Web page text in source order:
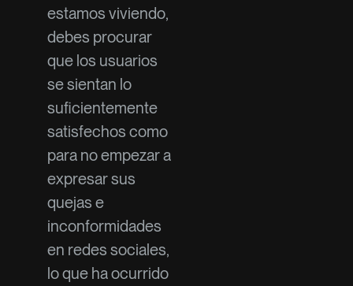
estamos viviendo,
debes procurar
que los usuarios
se sientan lo
suficientemente
satisfechos como
para no empezar a
expresar sus
quejas e
inconformidades
en redes sociales,
lo que ha ocurrido